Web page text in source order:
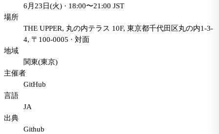
6月23日(火) · 18:00〜21:00 JST
場所
THE UPPER, 丸の内テラス 10F, 東京都千代田区丸の内1-3-
4, 〒100-0005 · 対面
地域
関東(東京)
主催者
GitHub
言語
JA
出典
Github